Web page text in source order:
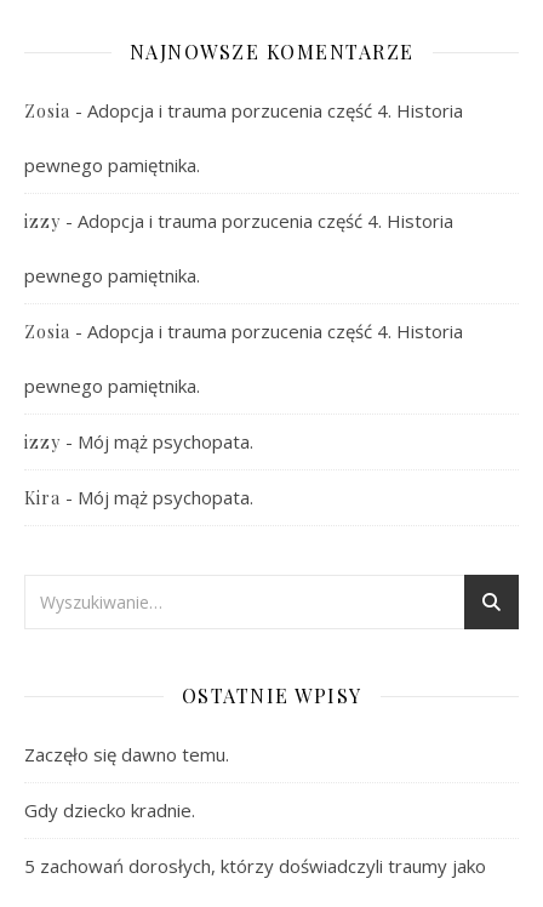
NAJNOWSZE KOMENTARZE
Zosia - Adopcja i trauma porzucenia część 4. Historia
pewnego pamiętnika.
izzy - Adopcja i trauma porzucenia część 4. Historia
pewnego pamiętnika.
Zosia - Adopcja i trauma porzucenia część 4. Historia
pewnego pamiętnika.
izzy - Mój mąż psychopata.
Kira - Mój mąż psychopata.
OSTATNIE WPISY
Zaczęło się dawno temu.
Gdy dziecko kradnie.
5 zachowań dorosłych, którzy doświadczyli traumy jako